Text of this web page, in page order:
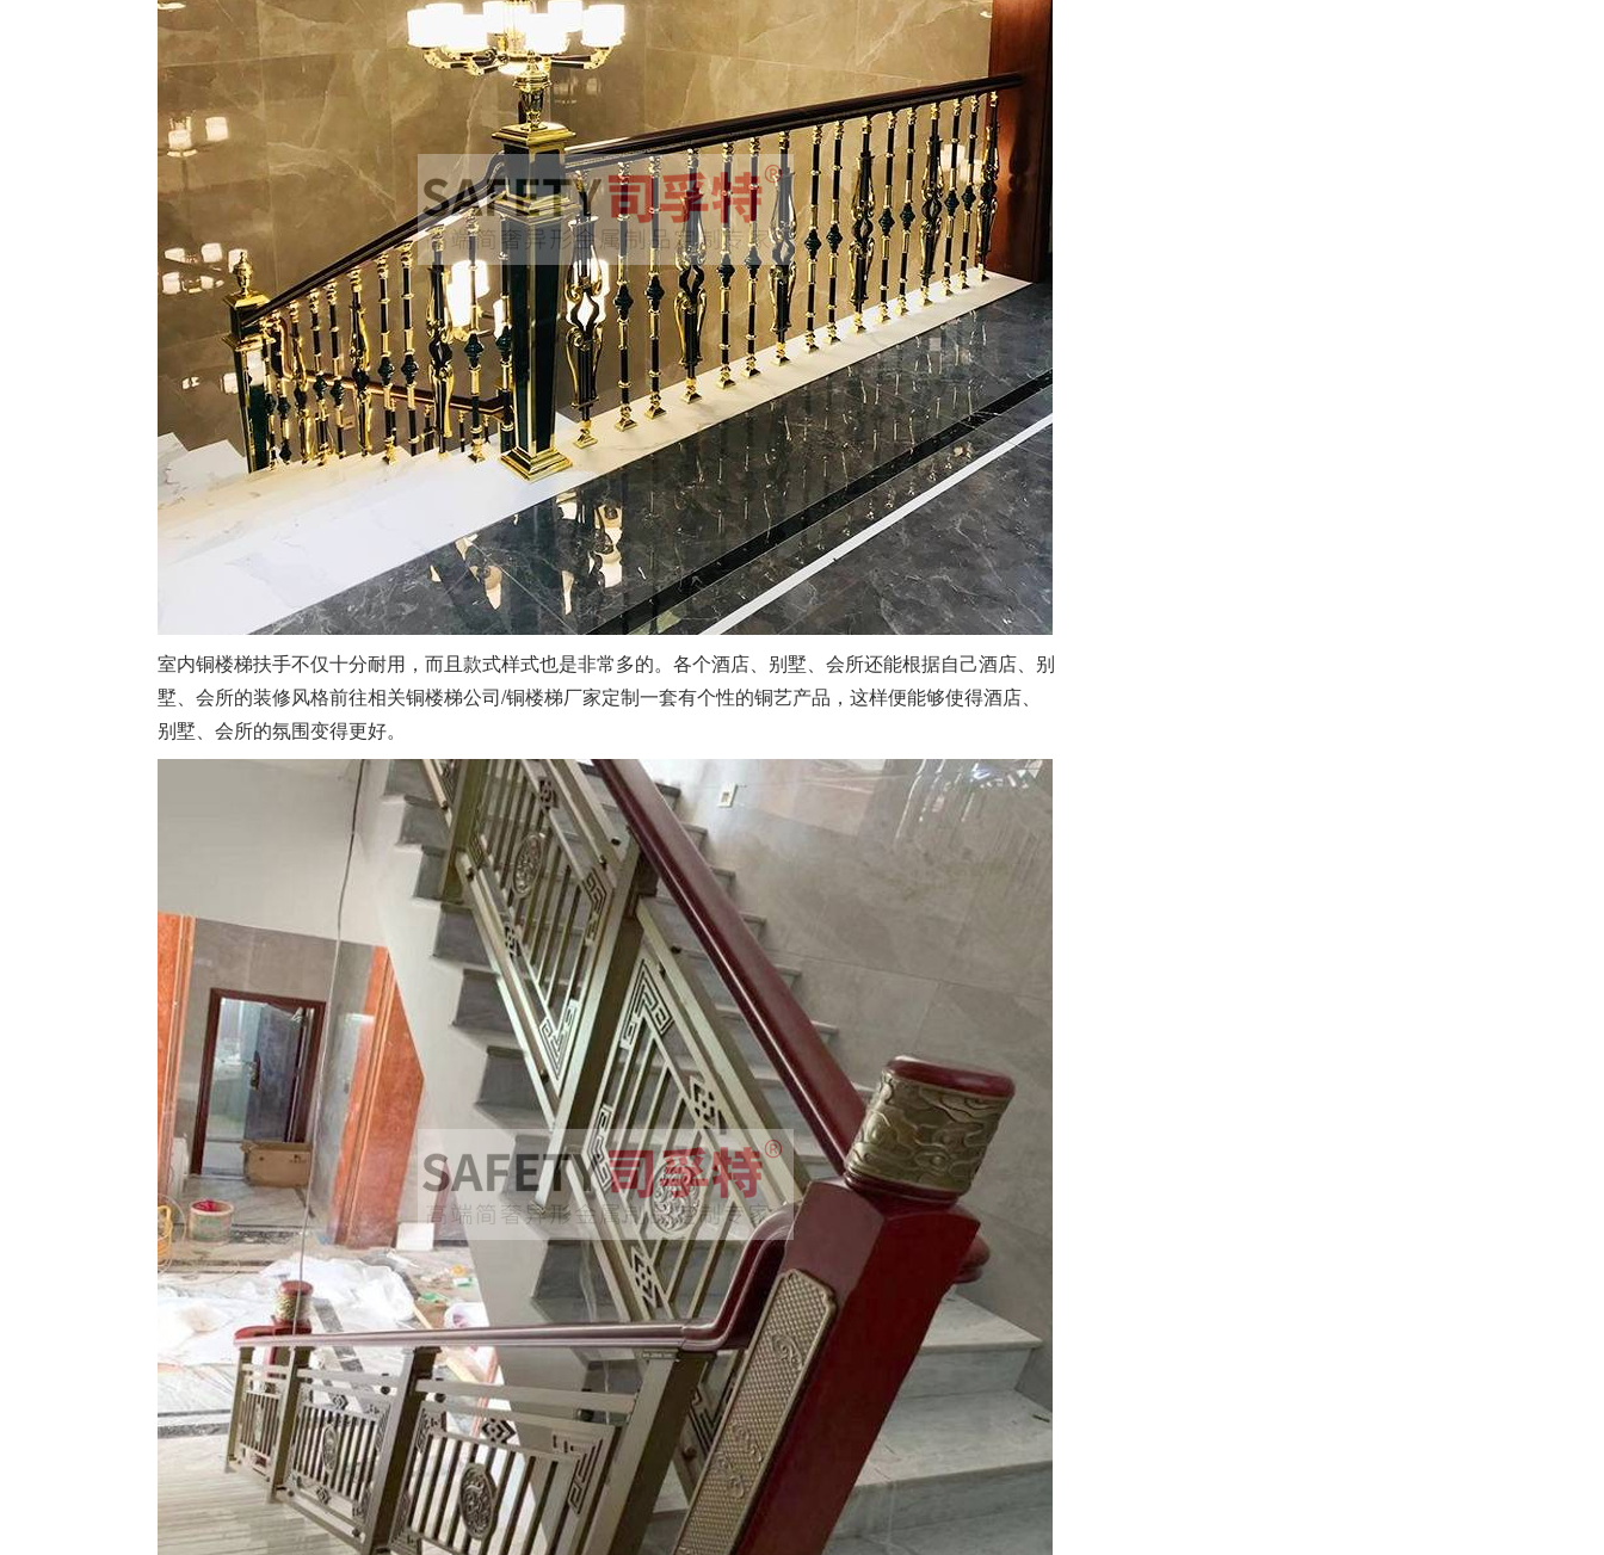
室内铜楼梯扶手不仅十分耐用，而且款式样式也是非常多的。各个酒店、别墅、会所还能根据自己酒店、别
墅、会所的装修风格前往相关铜楼梯公司/铜楼梯厂家定制一套有个性的铜艺产品，这样便能够使得酒店、
别墅、会所的氛围变得更好。